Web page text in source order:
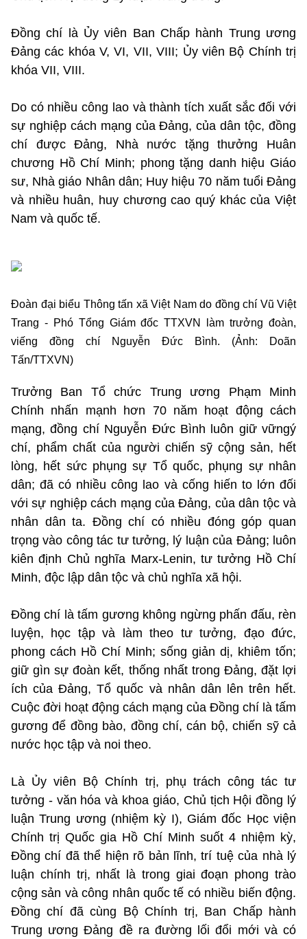
Đồng chí là Ủy viên Ban Chấp hành Trung ương
Đảng các khóa V, VI, VII, VIII; Ủy viên Bộ Chính trị
khóa VII, VIII.
Do có nhiều công lao và thành tích xuất sắc đối với
sự nghiệp cách mạng của Đảng, của dân tộc, đồng
chí được Đảng, Nhà nước tặng thưởng Huân
chương Hồ Chí Minh; phong tặng danh hiệu Giáo
sư, Nhà giáo Nhân dân; Huy hiệu 70 năm tuổi Đảng
và nhiều huân, huy chương cao quý khác của Việt
Nam và quốc tế.
Đoàn đại biểu Thông tấn xã Việt Nam do đồng chí Vũ Việt
Trang - Phó Tổng Giám đốc TTXVN làm trưởng đoàn,
viếng đồng chí Nguyễn Đức Bình. (Ảnh: Doãn
Tấn/TTXVN)
Trưởng Ban Tổ chức Trung ương Phạm Minh
Chính nhấn mạnh hơn 70 năm hoạt động cách
mạng, đồng chí Nguyễn Đức Bình luôn giữ vữngý
chí, phẩm chất của người chiến sỹ cộng sản, hết
lòng, hết sức phụng sự Tổ quốc, phụng sự nhân
dân; đã có nhiều công lao và cống hiến to lớn đối
với sự nghiệp cách mạng của Đảng, của dân tộc và
nhân dân ta. Đồng chí có nhiều đóng góp quan
trọng vào công tác tư tưởng, lý luận của Đảng; luôn
kiên định Chủ nghĩa Marx-Lenin, tư tưởng Hồ Chí
Minh, độc lập dân tộc và chủ nghĩa xã hội.
Đồng chí là tấm gương không ngừng phấn đấu, rèn
luyện, học tập và làm theo tư tưởng, đạo đức,
phong cách Hồ Chí Minh; sống giản dị, khiêm tốn;
giữ gìn sự đoàn kết, thống nhất trong Đảng, đặt lợi
ích của Đảng, Tổ quốc và nhân dân lên trên hết.
Cuộc đời hoạt động cách mạng của Đồng chí là tấm
gương để đồng bào, đồng chí, cán bộ, chiến sỹ cả
nước học tập và noi theo.
Là Ủy viên Bộ Chính trị, phụ trách công tác tư
tưởng - văn hóa và khoa giáo, Chủ tịch Hội đồng lý
luận Trung ương (nhiệm kỳ I), Giám đốc Học viện
Chính trị Quốc gia Hồ Chí Minh suốt 4 nhiệm kỳ,
Đồng chí đã thể hiện rõ bản lĩnh, trí tuệ của nhà lý
luận chính trị, nhất là trong giai đoạn phong trào
cộng sản và công nhân quốc tế có nhiều biến động.
Đồng chí đã cùng Bộ Chính trị, Ban Chấp hành
Trung ương Đảng đề ra đường lối đổi mới và có